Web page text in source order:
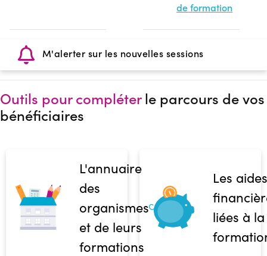
de formation
M'alerter sur les nouvelles sessions
Outils pour compléterle parcours de vos
bénéficiaires
L'annuaire
des
organismes
et de leurs
formations
Les aides
liées à la